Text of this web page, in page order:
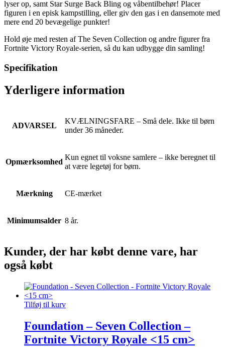
lyser op, samt Star Surge Back Bling og våbentilbehør! Placer
figuren i en episk kampstilling, eller giv den gas i en dansemote med
mere end 20 bevægelige punkter!
Hold øje med resten af The Seven Collection og andre figurer fra
Fortnite Victory Royale-serien, så du kan udbygge din samling!
Specifikation
Yderligere information
ADVARSEL
KVÆLNINGSFARE – Små dele. Ikke til børn
under 36 måneder.
Opmærksomhed
Kun egnet til voksne samlere – ikke beregnet til
at være legetøj for børn.
Mærkning CE-mærket
Minimumsalder 8 år.
Kunder, der har købt denne vare, har
også købt
Tilføj til kurv
Foundation – Seven Collection –
Fortnite Victory Royale <15 cm>